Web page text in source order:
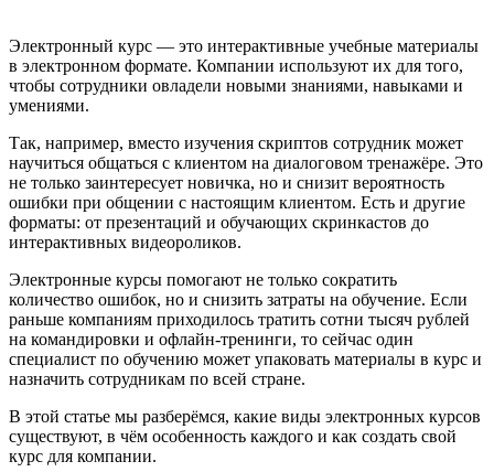
Электронный курс — это интерактивные учебные материалы
в электронном формате. Компании используют их для того,
чтобы сотрудники овладели новыми знаниями, навыками и
умениями.
Так, например, вместо изучения скриптов сотрудник может
научиться общаться с клиентом на диалоговом тренажёре. Это
не только заинтересует новичка, но и снизит вероятность
ошибки при общении с настоящим клиентом. Есть и другие
форматы: от презентаций и обучающих скринкастов до
интерактивных видеороликов.
Электронные курсы помогают не только сократить
количество ошибок, но и снизить затраты на обучение. Если
раньше компаниям приходилось тратить сотни тысяч рублей
на командировки и офлайн-тренинги, то сейчас один
специалист по обучению может упаковать материалы в курс и
назначить сотрудникам по всей стране.
В этой статье мы разберёмся, какие виды электронных курсов
существуют, в чём особенность каждого и как создать свой
курс для компании.